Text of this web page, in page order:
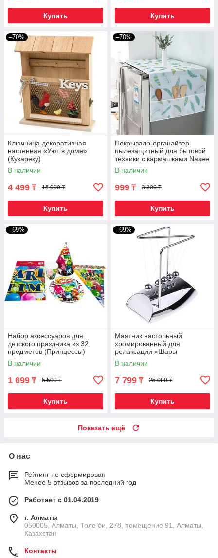
Купить Купить
–70%
Ключница декоративная
настенная «Уют в доме»
(Кукареку)
В наличии
4 499 ₸ 15 000 ₸
Купить
–70%
Покрывало-органайзер
пылезащитный для бытовой
техники с кармашками Nasee
(Для холодильника)
В наличии
999 ₸ 3 300 ₸
Купить
–69%
Набор аксессуаров для
детского праздника из 32
предметов (Принцессы)
В наличии
1 699 ₸ 5 500 ₸
Купить
–69%
Маятник настольный
хромированный для
релаксации «Шары
Ньютона» в стиле hi-tech
В наличии
7 799 ₸ 25 000 ₸
Купить
Показать ещё
О нас
Рейтинг не сформирован
Менее 5 отзывов за последний год
Работает с 01.04.2019
г. Алматы
050005, Алматы, Толе би, 278, помещение 91, Алматы,
Казахстан
Контакты